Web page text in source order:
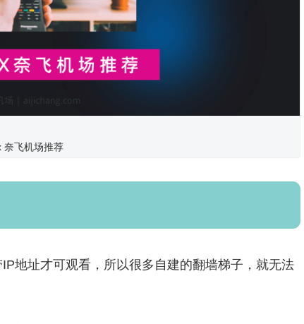
奈飞机场推荐
地址才可观看，所以很多自建的翻墙梯子，就无法